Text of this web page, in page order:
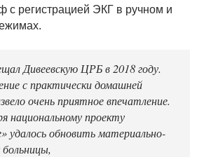
с регистрацией ЭКГ в ручном и
Дивеевскую ЦРБ в 2018 году.
с практически домашней
очень приятное впечатление.
национальному проекту
удалось обновить материально-